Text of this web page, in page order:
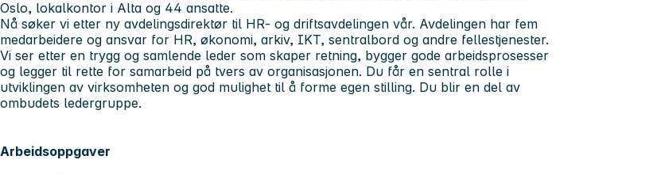
Oslo, lokalkontor i Alta og 44 ansatte.
Nå søker vi etter ny avdelingsdirektør til HR- og driftsavdelingen vår. Avdelingen har fem
medarbeidere og ansvar for HR, økonomi, arkiv, IKT, sentralbord og andre fellestjenester.
Vi ser etter en trygg og samlende leder som skaper retning, bygger gode arbeidsprosesser
og legger til rette for samarbeid på tvers av organisasjonen. Du får en sentral rolle i
utviklingen av virksomheten og god mulighet til å forme egen stilling. Du blir en del av
ombudets ledergruppe.
Arbeidsoppgaver